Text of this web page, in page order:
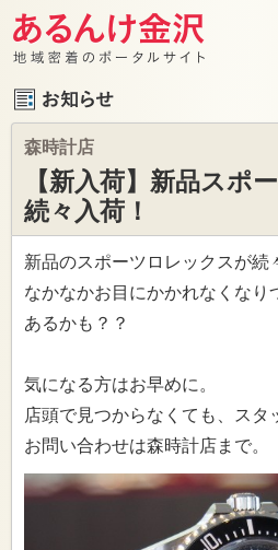
森時計店
【新入荷】新品スポ
続々入荷！
新品のスポーツロレックスが続
なかなかお目にかかれなくなり
あるかも？？
気になる方はお早めに。
店頭で見つからなくても、スタ
お問い合わせは森時計店まで。